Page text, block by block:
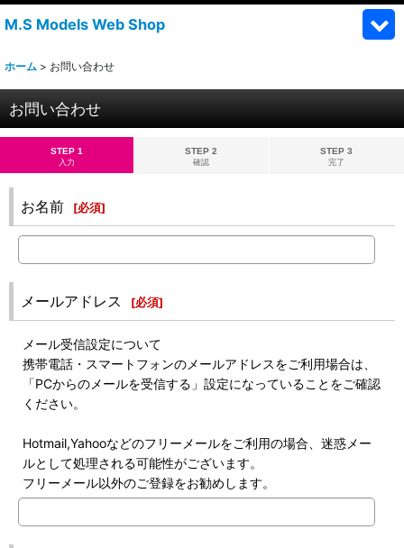
M.S Models Web Shop
ホーム > お問い合わせ
お問い合わせ
STEP 1
入力
STEP 2
確認
STEP 3
完了
お名前 [必須]
メールアドレス [必須]
メール受信設定について
携帯電話・スマートフォンのメールアドレスをご利用場合は、
「PCからのメールを受信する」設定になっていることをご確認
ください。
Hotmail,Yahooなどのフリーメールをご利用の場合、迷惑メー
ルとして処理される可能性がございます。
フリーメール以外のご登録をお勧めします。